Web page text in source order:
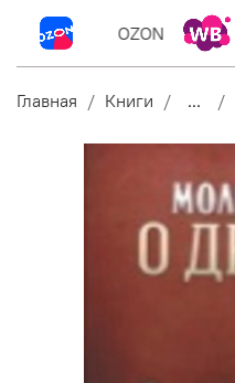
OZON
Главная Книги ...